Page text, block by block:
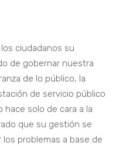
ciudadanos su
de gobernar nuestra
de lo público, la
de servicio público
solo de cara a la
que su gestión se
problemas a base de